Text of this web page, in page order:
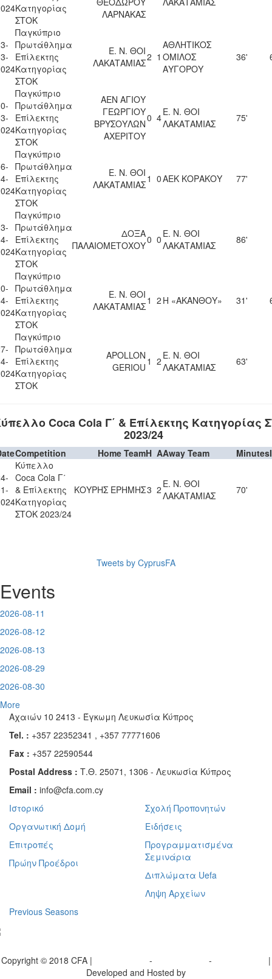
Κατηγορίας
ΣΤΟΚ
ΛΑΡΝΑΚΑΣ
Παγκύπριο
Πρωτάθλημα
Επίλεκτης
Κατηγορίας
ΣΤΟΚ
Ε. Ν. ΘΟΙ
ΛΑΚΑΤΑΜΙΑΣ2 1
ΑΘΛΗΤΙΚΟΣ
ΟΜΙΛΟΣ
ΑΥΓΟΡΟΥ
36'
Παγκύπριο
Πρωτάθλημα
Επίλεκτης
Κατηγορίας
ΣΤΟΚ
ΑΕΝ ΑΓΙΟΥ
ΓΕΩΡΓΙΟΥ
ΒΡΥΣΟΥΛΩΝ
ΑΧΕΡΙΤΟΥ
0 4Ε. Ν. ΘΟΙ
ΛΑΚΑΤΑΜΙΑΣ
75'
Παγκύπριο
Πρωτάθλημα
Επίλεκτης
Κατηγορίας
ΣΤΟΚ
Ε. Ν. ΘΟΙ
ΛΑΚΑΤΑΜΙΑΣ1 0ΑΕΚ ΚΟΡΑΚΟΥ 77'
Παγκύπριο
Πρωτάθλημα
Επίλεκτης
Κατηγορίας
ΣΤΟΚ
ΔΟΞΑ
ΠΑΛΑΙΟΜΕΤΟΧΟΥ0 0 Ε. Ν. ΘΟΙ
ΛΑΚΑΤΑΜΙΑΣ
86'
Παγκύπριο
Πρωτάθλημα
Επίλεκτης
Κατηγορίας
ΣΤΟΚ
Ε. Ν. ΘΟΙ
ΛΑΚΑΤΑΜΙΑΣ1 2 Η «ΑΚΑΝΘΟΥ» 31'
Παγκύπριο
Πρωτάθλημα
Επίλεκτης
Κατηγορίας
ΣΤΟΚ
APOLLON
GERIOU 1 2 Ε. Ν. ΘΟΙ
ΛΑΚΑΤΑΜΙΑΣ
63'
Coca Cola Γ΄ & Επίλεκτης Κατηγορίας
2023/24
Competition Home TeamH AAway Team Minutes
Κύπελλο
Coca Cola Γ΄
& Επίλεκτης
Κατηγορίας
ΣΤΟΚ 2023/24
ΚΟΥΡΗΣ ΕΡΗΜΗΣ3 2 Ε. Ν. ΘΟΙ
ΛΑΚΑΤΑΜΙΑΣ
70'
Tweets by CyprusFA
Events
2026-08-11
2026-08-12
2026-08-13
2026-08-29
2026-08-30
More
Αχαιών 10 2413 - Έγκωμη Λευκωσία Κύπρος
Tel. : +357 22352341 , +357 77771606
Fax : +357 22590544
Postal Address : Τ.Θ. 25071, 1306 - Λευκωσία Κύπρος
Email : info@cfa.com.cy
Ιστορικό
Οργανωτική Δομή
Επιτροπές
Πρώην Προέδροι
Σχολή Προπονητών
Ειδήσεις
Προγραμματισμένα
Σεμινάρια
Διπλώματα Uefa
Ληψη Αρχείων
Previous Seasons
Copyright © 2018 CFA | - -
|
Developed and Hosted by